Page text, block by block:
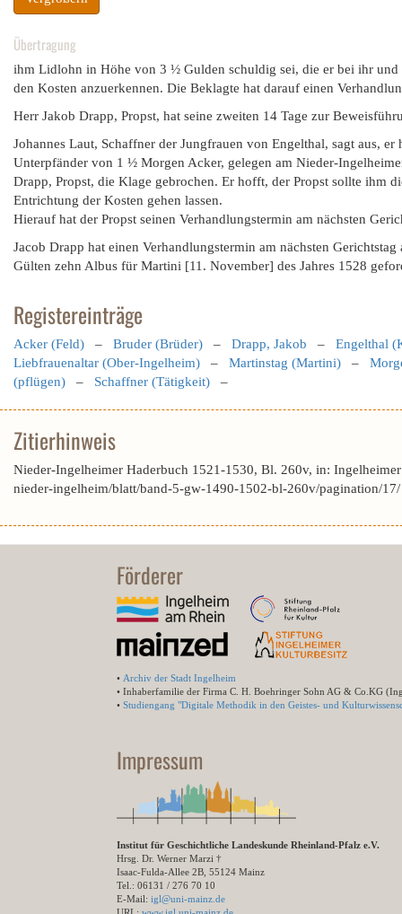
Übertragung
ihm Lidlohn in Höhe von 3 ½ Gulden schuldig sei, die er bei ihr und
den Kosten anzuerkennen. Die Beklagte hat darauf einen
Herr Jakob Drapp, Propst, hat seine zweiten 14 Tage zur
Johannes Laut, Schaffner der Jungfrauen von Engelthal, sagt aus,
Unterpfänder von 1 ½ Morgen Acker, gelegen am Nieder-
Drapp, Propst, die Klage gebrochen. Er hofft, der Propst sollte ihm
Entrichtung der Kosten gehen lassen.
Hierauf hat der Propst seinen Verhandlungstermin am nächsten
Jacob Drapp hat einen Verhandlungstermin am nächsten
Gülten zehn Albus für Martini [11. November] des Jahres 1528
Registereinträge
Acker (Feld) – Bruder (Brüder) – Drapp, Jakob – Engelthal
Liebfrauenaltar (Ober-Ingelheim) – Martinstag (Martini) –
(pflügen) – Schaffner (Tätigkeit) –
Zitierhinweis
Nieder-Ingelheimer Haderbuch 1521-1530, Bl. 260v, in:
nieder-ingelheim/blatt/band-5-gw-1490-1502-bl-260v/pagination/
Förderer
• Archiv der Stadt Ingelheim
• Inhaberfamilie der Firma C. H. Boehringer Sohn AG & Co.KG
• Studiengang "Digitale Methodik in den Geistes- und
Impressum
Institut für Geschichtliche Landeskunde Rheinland-Pfalz e.V.
Hrsg. Dr. Werner Marzi †
Isaac-Fulda-Allee 2B, 55124 Mainz
Tel.: 06131 / 276 70 10
E-Mail: igl@uni-mainz.de
URL: www.igl.uni-mainz.de